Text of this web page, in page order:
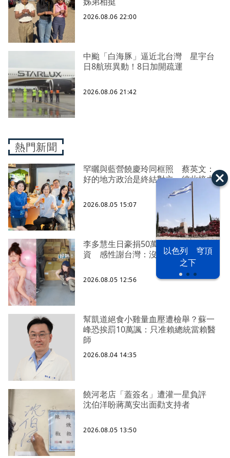
以色列 穹頂
之下
2026.08.06 22:00
中颱「白海豚」逼近北台灣 星宇台
日8航班異動！8日加開疏運
2026.08.06 21:42
熱門新聞
罕曬與藍營饒慶玲同框照 蔡英文：
好的地方政治是終結對立、彼此接力
2026.08.05 15:07
李多慧生日豪捐50萬、親搭卡車送物
資 感性謝台灣：沒有大家就沒我
2026.08.05 12:56
幫凱道絕食小雞量血壓遭檢舉？蘇一
峰恐挨罰10萬諷：只准賴總統當賴醫
師
2026.08.04 14:35
饒河老店「蓋簽名」遭灌一星負評
沈伯洋盼蔣萬安出面勸支持者
2026.08.05 13:50